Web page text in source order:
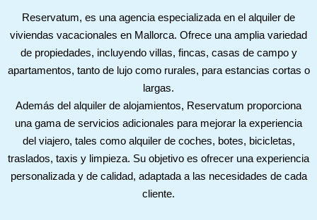
Reservatum, es una agencia especializada en el alquiler de
viviendas vacacionales en Mallorca. Ofrece una amplia variedad
de propiedades, incluyendo villas, fincas, casas de campo y
apartamentos, tanto de lujo como rurales, para estancias cortas o
largas.
Además del alquiler de alojamientos, Reservatum proporciona
una gama de servicios adicionales para mejorar la experiencia
del viajero, tales como alquiler de coches, botes, bicicletas,
traslados, taxis y limpieza. Su objetivo es ofrecer una experiencia
personalizada y de calidad, adaptada a las necesidades de cada
cliente.